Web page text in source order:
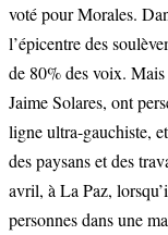
voté pour Morales.
l’épicentre des
de 80% des voix.
Jaime Solares, ont
ligne ultra-gauchiste,
des paysans et des
avril, à La Paz,
personnes dans une